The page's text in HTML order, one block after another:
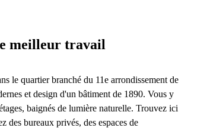
meilleur travail
le quartier branché du 11e arrondissement de
et design d'un bâtiment de 1890. Vous y
baignés de lumière naturelle. Trouvez ici
des bureaux privés, des espaces de